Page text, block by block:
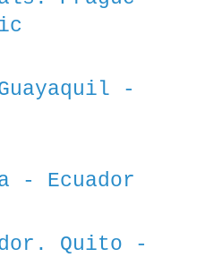
-
- Ecuador
Quito -